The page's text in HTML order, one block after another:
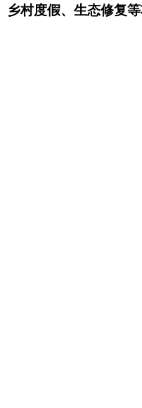
村度假、生态修复